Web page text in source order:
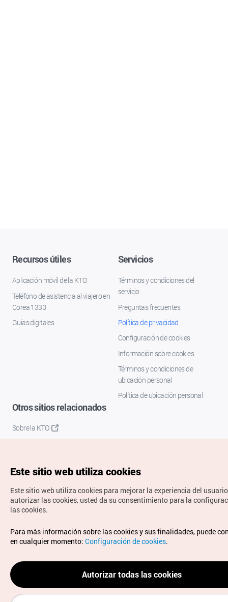
Recursos útiles
Aplicación móvil de la KTO
Teléfono de asistencia al viajero en
Corea 1330
Guías digitales
Servicios
Términos y condiciones del
servicio
Preguntas frecuentes
Política de privacidad
Configuración de cookies
Información sobre cookies
Términos y condiciones de
ubicación personal
Política de ubicación personal
Otros sitios relacionados
Sobre la KTO
Copyrights © Organización de Turismo de Corea. Todos los
derechos reservados.
Para informes de errores y cuestiones relacionadas con el
sitio web, dirija sus consultas al correoelectrónico oficial:
spanish@knto.or.kr
Este sitio web utiliza cookies
Este sitio web utiliza cookies para mejorar la experiencia del
autorizar las cookies, usted da su consentimiento para la
las cookies.
Para más información sobre las cookies y sus finalidades, puede
en cualquier momento: Configuración de cookies.
Autorizar todas las cookies